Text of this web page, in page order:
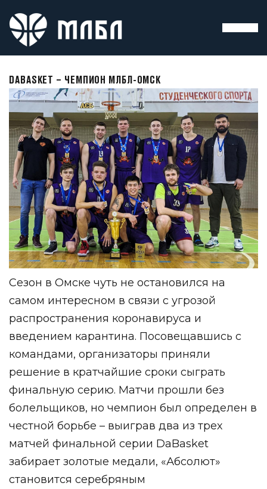
DABASKET – ЧЕМПИОН МЛБЛ-ОМСК
Сезон в Омске чуть не остановился на
самом интересном в связи с угрозой
распространения коронавируса и
введением карантина. Посовещавшись с
командами, организаторы приняли
решение в кратчайшие сроки сыграть
финальную серию. Матчи прошли без
болельщиков, но чемпион был определен в
честной борьбе – выиграв два из трех
матчей финальной серии DaBasket
забирает золотые медали, «Абсолют»
становится серебряным